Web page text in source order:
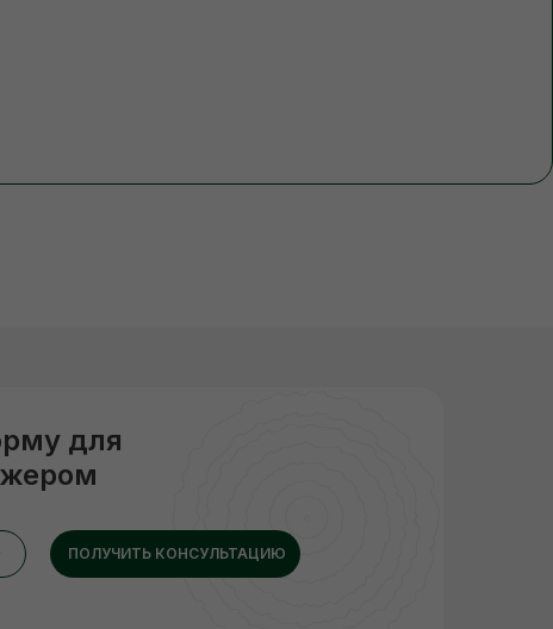
для
ПОЛУЧИТЬ КОНСУЛЬТАЦИЮ